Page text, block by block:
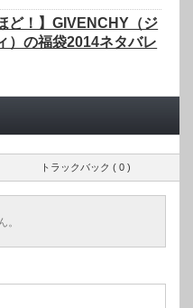
ど！】GIVENCHY（ジ
）の福袋2014ネタバレ
トラックバック ( 0 )
。